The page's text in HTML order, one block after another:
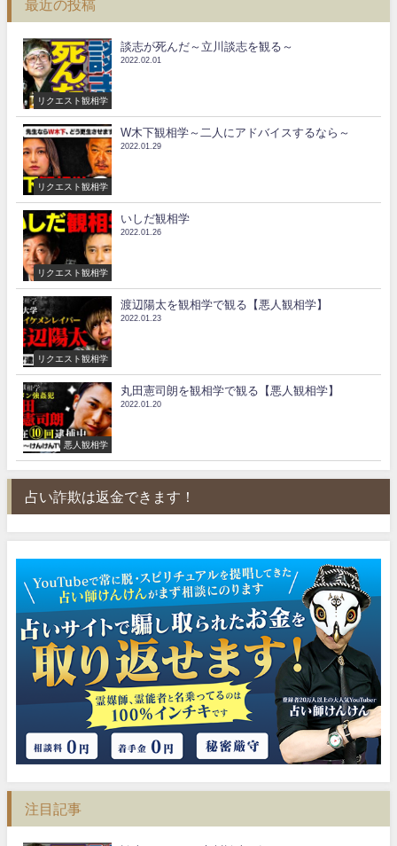
最近の投稿
リクエスト観相学
談志が死んだ～立川談志を観る～
2022.02.01
リクエスト観相学
W木下観相学～二人にアドバイスするなら～
2022.01.29
リクエスト観相学
いしだ観相学
2022.01.26
リクエスト観相学
渡辺陽太を観相学で観る【悪人観相学】
2022.01.23
悪人観相学
丸田憲司朗を観相学で観る【悪人観相学】
2022.01.20
占い詐欺は返金できます！
注目記事